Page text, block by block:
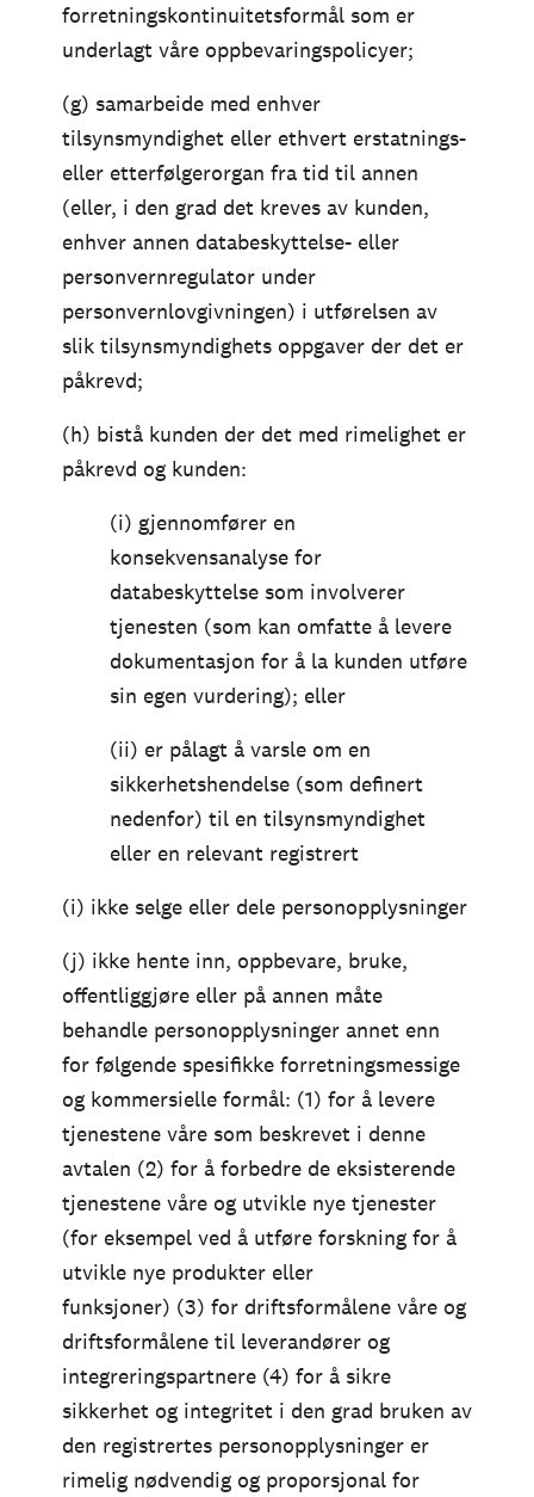
forretningskontinuitetsformål som er
underlagt våre oppbevaringspolicyer;
(g) samarbeide med enhver
tilsynsmyndighet eller ethvert erstatnings-
eller etterfølgerorgan fra tid til annen
(eller, i den grad det kreves av kunden,
enhver annen databeskyttelse- eller
personvernregulator under
personvernlovgivningen) i utførelsen av
slik tilsynsmyndighets oppgaver der det er
påkrevd;
(h) bistå kunden der det med rimelighet er
påkrevd og kunden:
(i) gjennomfører en
konsekvensanalyse for
databeskyttelse som involverer
tjenesten (som kan omfatte å levere
dokumentasjon for å la kunden utføre
sin egen vurdering); eller
(ii) er pålagt å varsle om en
sikkerhetshendelse (som definert
nedenfor) til en tilsynsmyndighet
eller en relevant registrert
(i) ikke selge eller dele personopplysninger
(j) ikke hente inn, oppbevare, bruke,
offentliggjøre eller på annen måte
behandle personopplysninger annet enn
for følgende spesifikke forretningsmessige
og kommersielle formål: (1) for å levere
tjenestene våre som beskrevet i denne
avtalen (2) for å forbedre de eksisterende
tjenestene våre og utvikle nye tjenester
(for eksempel ved å utføre forskning for å
utvikle nye produkter eller
funksjoner) (3) for driftsformålene våre og
driftsformålene til leverandører og
integreringspartnere (4) for å sikre
sikkerhet og integritet i den grad bruken av
den registrertes personopplysninger er
rimelig nødvendig og proporsjonal for